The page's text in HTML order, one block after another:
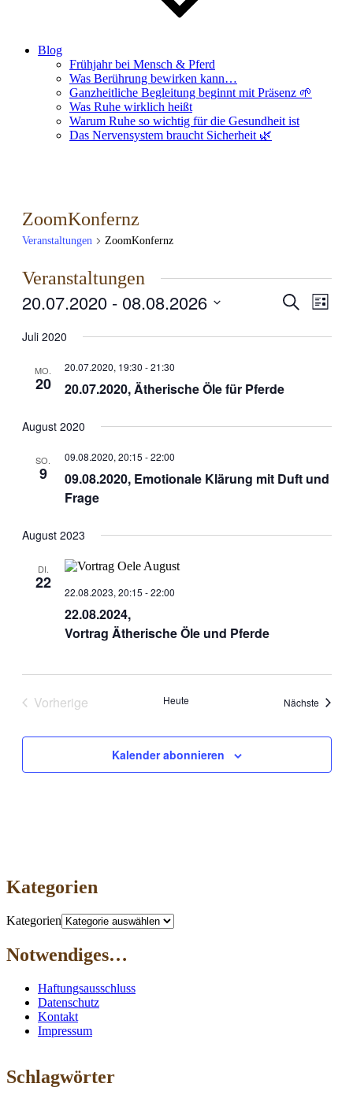
Blog
Frühjahr bei Mensch & Pferd
Was Berührung bewirken kann…
Ganzheitliche Begleitung beginnt mit Präsenz 🌱
Was Ruhe wirklich heißt
Warum Ruhe so wichtig für die Gesundheit ist
Das Nervensystem braucht Sicherheit 🌿
ZoomKonfernz
Veranstaltungen ZoomKonfernz
Veranstaltungen
und
Suche
Liste
20.07.2020 - 08.08.2026
wählen.
Juli 2020
MO.
20 20.07.2020, Ätherische Öle für Pferde
20.07.2020, 19:30 -21:30
August 2020
SO.
9
09.08.2020, Emotionale Klärung mit Duft und
Frage
09.08.2020, 20:15 -22:00
August 2023
DI.
22
22.08.2024,
Vortrag Ätherische Öle und Pferde
22.08.2023, 20:15 -22:00
Vorherige
Heute Nächste
Kalender abonnieren
Kategorien
Kategorien
Notwendiges…
Haftungsausschluss
Datenschutz
Kontakt
Impressum
Schlagwörter